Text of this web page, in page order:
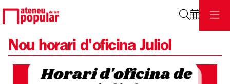
Nou horari d'oficina Juliol